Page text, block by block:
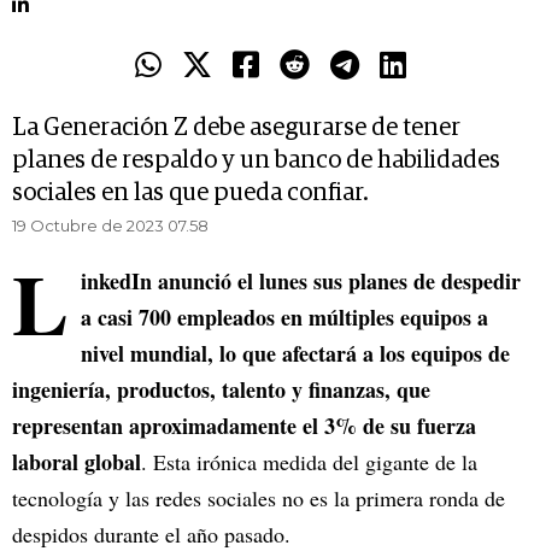
La Generación Z debe asegurarse de tener
planes de respaldo y un banco de habilidades
sociales en las que pueda confiar.
19 Octubre de 2023 07.58
L inkedIn anunció el lunes sus planes de despedir
a casi 700 empleados en múltiples equipos a
nivel mundial, lo que afectará a los equipos de
ingeniería, productos, talento y finanzas, que
representan aproximadamente el 3% de su fuerza
laboral global. Esta irónica medida del gigante de la
tecnología y las redes sociales no es la primera ronda de
despidos durante el año pasado.